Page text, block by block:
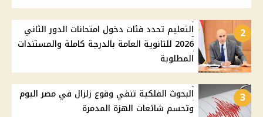
2
التعليم تحدد فئات دخول امتحانات الدور الثاني
2026 للثانوية العامة بالدرجة كاملة والمستندات
المطلوبة
3
البحوث الفلكية تنفي وقوع زلزال في مصر اليوم
وتحسم شائعات الهزة المدمرة